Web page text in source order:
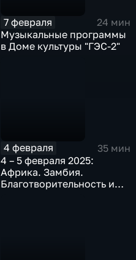
7 февраля
24 мин
Музыкальные программы
в Доме культуры "ГЭС-2"
4 февраля
35 мин
4 – 5 февраля 2025:
Африка. Замбия.
Благотворительность и